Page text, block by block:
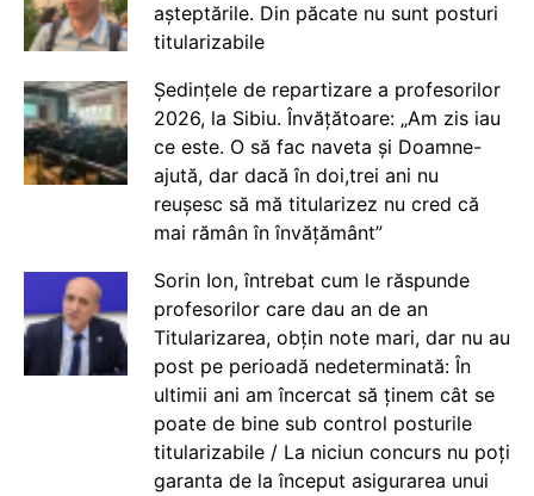
așteptările. Din păcate nu sunt posturi
titularizabile
Ședințele de repartizare a profesorilor
2026, la Sibiu. Învățătoare: „Am zis iau
ce este. O să fac naveta și Doamne-
ajută, dar dacă în doi,trei ani nu
reușesc să mă titularizez nu cred că
mai rămân în învățământ”
Sorin Ion, întrebat cum le răspunde
profesorilor care dau an de an
Titularizarea, obțin note mari, dar nu au
post pe perioadă nedeterminată: În
ultimii ani am încercat să ținem cât se
poate de bine sub control posturile
titularizabile / La niciun concurs nu poți
garanta de la început asigurarea unui